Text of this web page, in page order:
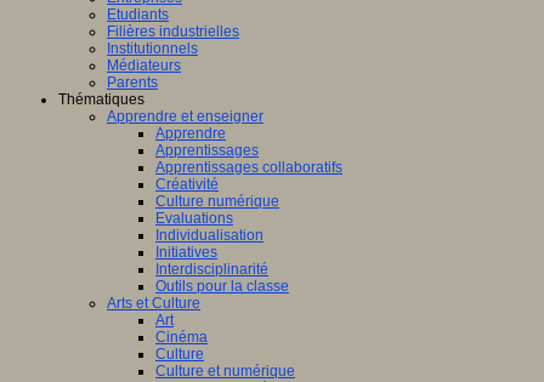
Etudiants
Filières industrielles
Institutionnels
Médiateurs
Parents
Thématiques
Apprendre et enseigner
Apprendre
Apprentissages
Apprentissages collaboratifs
Créativité
Culture numérique
Evaluations
Individualisation
Initiatives
Interdisciplinarité
Outils pour la classe
Arts et Culture
Art
Cinéma
Culture
Culture et numérique